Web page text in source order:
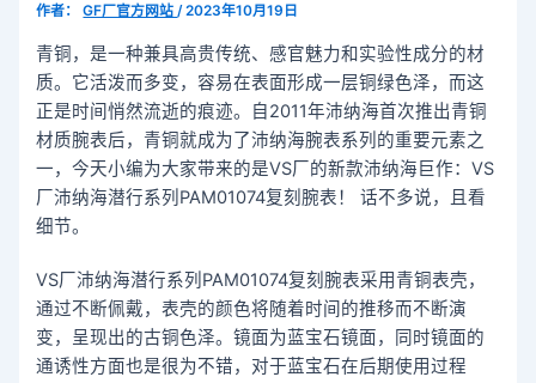
作者： GF厂官方网站/2023年10月19日
青铜，是一种兼具高贵传统、感官魅力和实验性成分的材
质。它活泼而多变，容易在表面形成一层铜绿色泽，而这
正是时间悄然流逝的痕迹。自2011年沛纳海首次推出青铜
材质腕表后，青铜就成为了沛纳海腕表系列的重要元素之
一，今天小编为大家带来的是VS厂的新款沛纳海巨作：VS
厂沛纳海潜行系列PAM01074复刻腕表！ 话不多说，且看
细节。
VS厂沛纳海潜行系列PAM01074复刻腕表采用青铜表壳，
通过不断佩戴，表壳的颜色将随着时间的推移而不断演
变，呈现出的古铜色泽。镜面为蓝宝石镜面，同时镜面的
通诱性方面也是很为不错，对于蓝宝石在后期使用过程